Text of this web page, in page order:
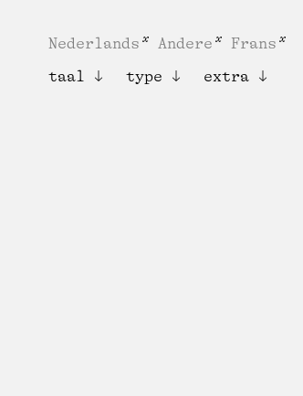
Nederlands Andere Frans
taal
type extra